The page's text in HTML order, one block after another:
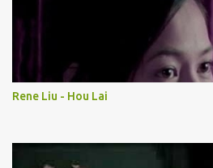
Rene Liu - Hou Lai